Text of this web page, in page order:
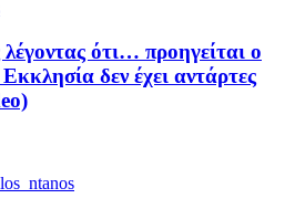
ότι… προηγείται ο
δεν έχει αντάρτες